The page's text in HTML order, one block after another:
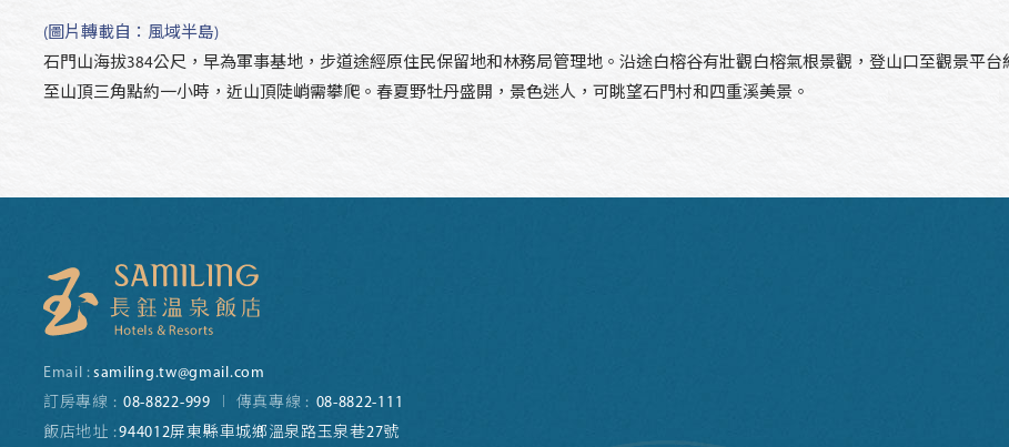
(圖片轉載自：風域半島)
石門山海拔384公尺，早為軍事基地，步道途經原住民保留地和林務局管理地。沿途白榕谷有壯觀白榕氣根景觀，登山口至觀景平台
至山頂三角點約一小時，近山頂陡峭需攀爬。春夏野牡丹盛開，景色迷人，可眺望石門村和四重溪美景。
Email : samiling.tw@gmail.com
訂房專線 : 08-8822-999 傳真專線 : 08-8822-111
飯店地址 :944012屏東縣車城鄉溫泉路玉泉巷27號